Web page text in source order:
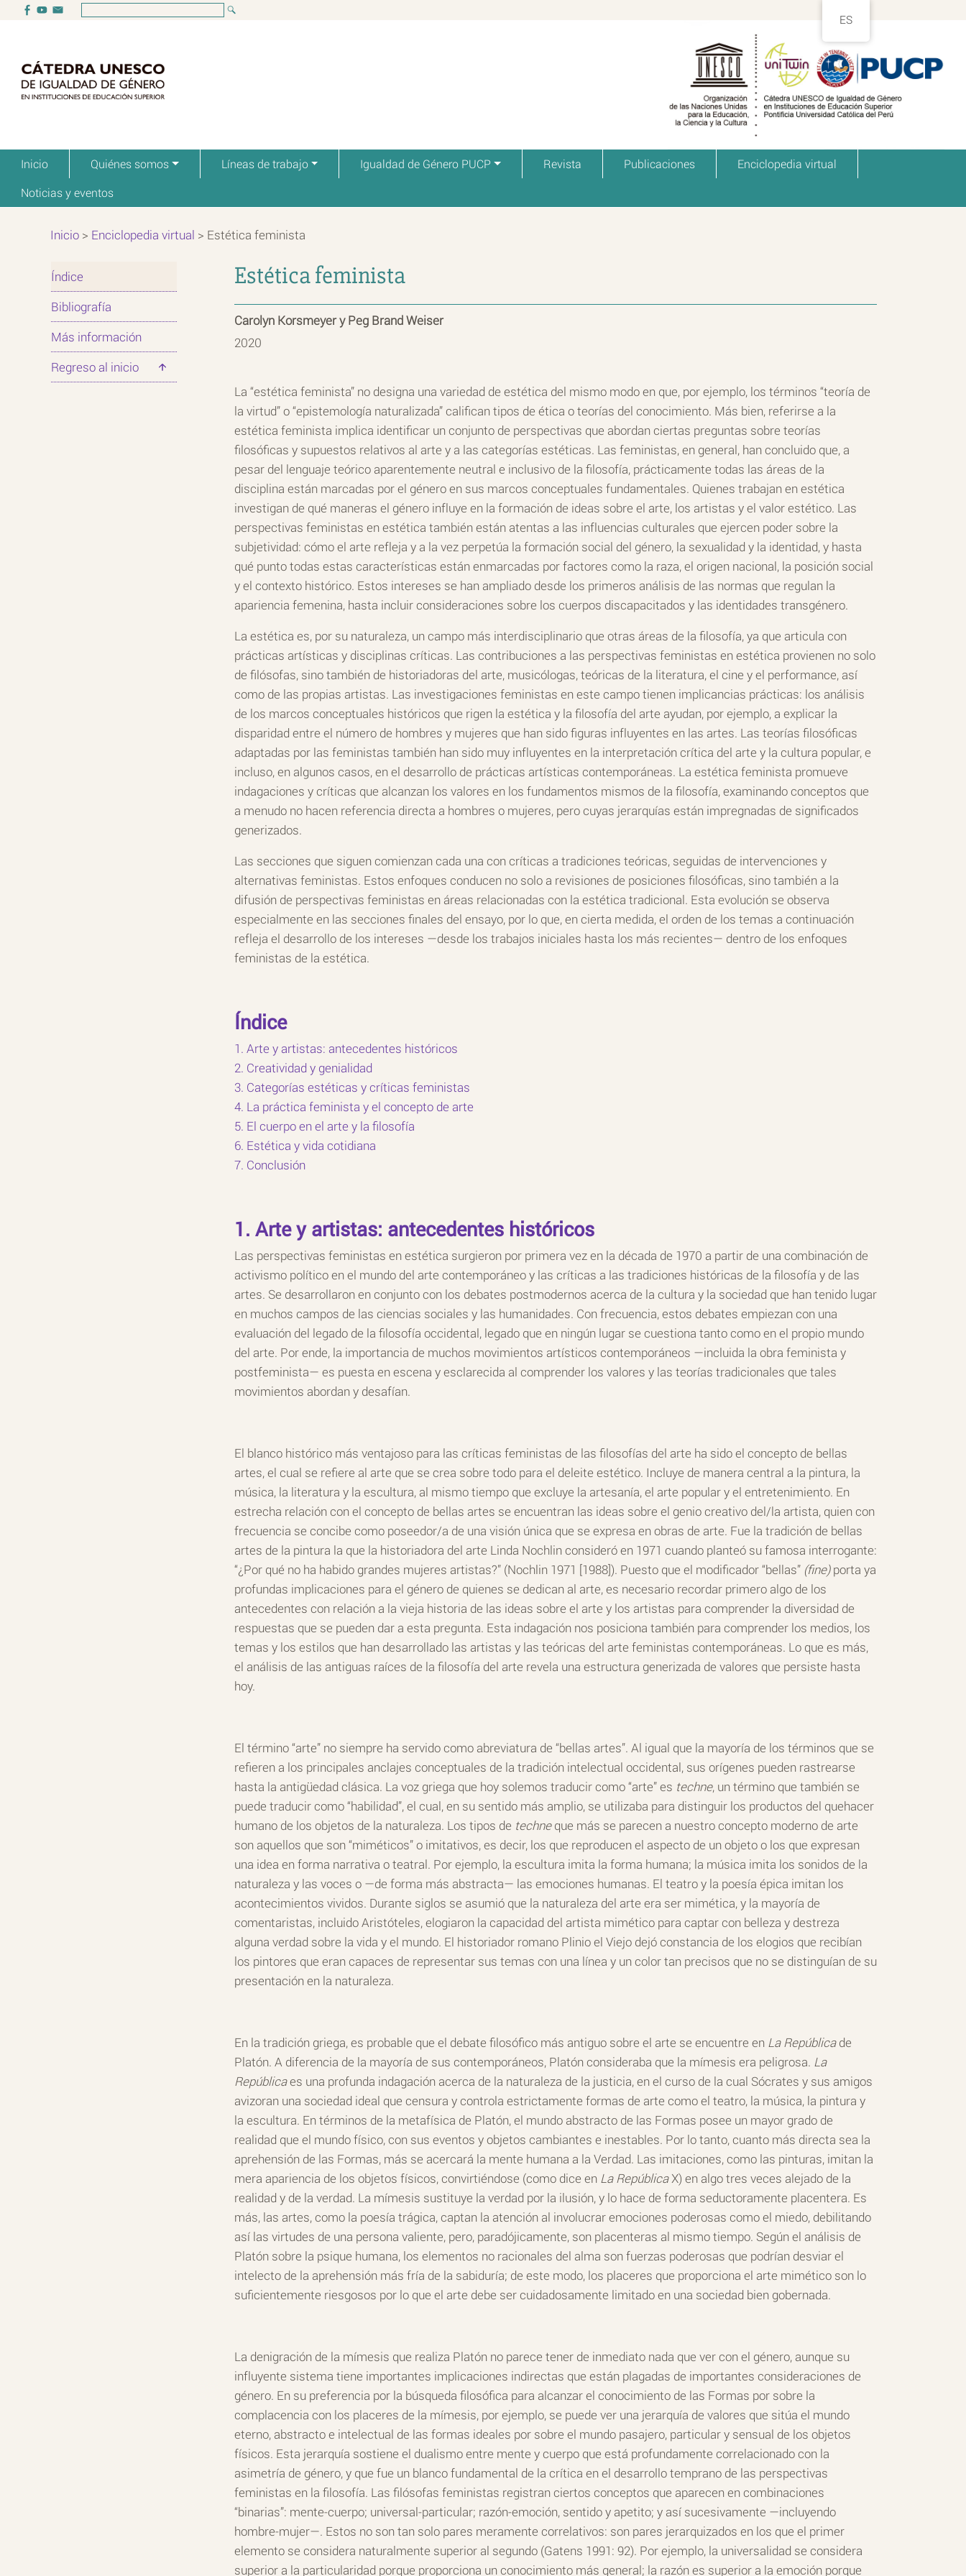
Inicio Quiénes somos Líneas de trabajo Igualdad de Género PUCP Revista Publicaciones
Enciclopedia virtual
Noticias y eventos
Inicio > Enciclopedia virtual > Estética feminista
Índice
Bibliografía
Más información
Regreso al inicio
Estética feminista
Carolyn Korsmeyer y Peg Brand Weiser
2020
La “estética feminista” no designa una variedad de estética del mismo modo en que, por ejemplo, los términos “teoría de
la virtud” o “epistemología naturalizada” califican tipos de ética o teorías del conocimiento. Más bien, referirse a la
estética feminista implica identificar un conjunto de perspectivas que abordan ciertas preguntas sobre teorías
filosóficas y supuestos relativos al arte y a las categorías estéticas. Las feministas, en general, han concluido que, a
pesar del lenguaje teórico aparentemente neutral e inclusivo de la filosofía, prácticamente todas las áreas de la
disciplina están marcadas por el género en sus marcos conceptuales fundamentales. Quienes trabajan en estética
investigan de qué maneras el género influye en la formación de ideas sobre el arte, los artistas y el valor estético. Las
perspectivas feministas en estética también están atentas a las influencias culturales que ejercen poder sobre la
subjetividad: cómo el arte refleja y a la vez perpetúa la formación social del género, la sexualidad y la identidad, y hasta
qué punto todas estas características están enmarcadas por factores como la raza, el origen nacional, la posición social
y el contexto histórico. Estos intereses se han ampliado desde los primeros análisis de las normas que regulan la
apariencia femenina, hasta incluir consideraciones sobre los cuerpos discapacitados y las identidades transgénero.
La estética es, por su naturaleza, un campo más interdisciplinario que otras áreas de la filosofía, ya que articula con
prácticas artísticas y disciplinas críticas. Las contribuciones a las perspectivas feministas en estética provienen no solo
de filósofas, sino también de historiadoras del arte, musicólogas, teóricas de la literatura, el cine y el performance, así
como de las propias artistas. Las investigaciones feministas en este campo tienen implicancias prácticas: los análisis
de los marcos conceptuales históricos que rigen la estética y la filosofía del arte ayudan, por ejemplo, a explicar la
disparidad entre el número de hombres y mujeres que han sido figuras influyentes en las artes. Las teorías filosóficas
adaptadas por las feministas también han sido muy influyentes en la interpretación crítica del arte y la cultura popular, e
incluso, en algunos casos, en el desarrollo de prácticas artísticas contemporáneas. La estética feminista promueve
indagaciones y críticas que alcanzan los valores en los fundamentos mismos de la filosofía, examinando conceptos que
a menudo no hacen referencia directa a hombres o mujeres, pero cuyas jerarquías están impregnadas de significados
generizados.
Las secciones que siguen comienzan cada una con críticas a tradiciones teóricas, seguidas de intervenciones y
alternativas feministas. Estos enfoques conducen no solo a revisiones de posiciones filosóficas, sino también a la
difusión de perspectivas feministas en áreas relacionadas con la estética tradicional. Esta evolución se observa
especialmente en las secciones finales del ensayo, por lo que, en cierta medida, el orden de los temas a continuación
refleja el desarrollo de los intereses —desde los trabajos iniciales hasta los más recientes— dentro de los enfoques
feministas de la estética.
Índice
1. Arte y artistas: antecedentes históricos
2. Creatividad y genialidad
3. Categorías estéticas y críticas feministas
4. La práctica feminista y el concepto de arte
5. El cuerpo en el arte y la filosofía
6. Estética y vida cotidiana
7. Conclusión
1. Arte y artistas: antecedentes históricos
Las perspectivas feministas en estética surgieron por primera vez en la década de 1970 a partir de una combinación de
activismo político en el mundo del arte contemporáneo y las críticas a las tradiciones históricas de la filosofía y de las
artes. Se desarrollaron en conjunto con los debates postmodernos acerca de la cultura y la sociedad que han tenido lugar
en muchos campos de las ciencias sociales y las humanidades. Con frecuencia, estos debates empiezan con una
evaluación del legado de la filosofía occidental, legado que en ningún lugar se cuestiona tanto como en el propio mundo
del arte. Por ende, la importancia de muchos movimientos artísticos contemporáneos —incluida la obra feminista y
postfeminista— es puesta en escena y esclarecida al comprender los valores y las teorías tradicionales que tales
movimientos abordan y desafían.
El blanco histórico más ventajoso para las críticas feministas de las filosofías del arte ha sido el concepto de bellas
artes, el cual se refiere al arte que se crea sobre todo para el deleite estético. Incluye de manera central a la pintura, la
música, la literatura y la escultura, al mismo tiempo que excluye la artesanía, el arte popular y el entretenimiento. En
estrecha relación con el concepto de bellas artes se encuentran las ideas sobre el genio creativo del/la artista, quien con
frecuencia se concibe como poseedor/a de una visión única que se expresa en obras de arte. Fue la tradición de bellas
artes de la pintura la que la historiadora del arte Linda Nochlin consideró en 1971 cuando planteó su famosa interrogante:
“¿Por qué no ha habido grandes mujeres artistas?” (Nochlin 1971 [1988]). Puesto que el modificador “bellas” (fine)porta ya
profundas implicaciones para el género de quienes se dedican al arte, es necesario recordar primero algo de los
antecedentes con relación a la vieja historia de las ideas sobre el arte y los artistas para comprender la diversidad de
respuestas que se pueden dar a esta pregunta. Esta indagación nos posiciona también para comprender los medios, los
temas y los estilos que han desarrollado las artistas y las teóricas del arte feministas contemporáneas. Lo que es más,
el análisis de las antiguas raíces de la filosofía del arte revela una estructura generizada de valores que persiste hasta
hoy.
El término “arte” no siempre ha servido como abreviatura de “bellas artes”. Al igual que la mayoría de los términos que se
refieren a los principales anclajes conceptuales de la tradición intelectual occidental, sus orígenes pueden rastrearse
hasta la antigüedad clásica. La voz griega que hoy solemos traducir como “arte” es techne, un término que también se
puede traducir como “habilidad”, el cual, en su sentido más amplio, se utilizaba para distinguir los productos del quehacer
humano de los objetos de la naturaleza. Los tipos de techneque más se parecen a nuestro concepto moderno de arte
son aquellos que son “miméticos” o imitativos, es decir, los que reproducen el aspecto de un objeto o los que expresan
una idea en forma narrativa o teatral. Por ejemplo, la escultura imita la forma humana; la música imita los sonidos de la
naturaleza y las voces o —de forma más abstracta— las emociones humanas. El teatro y la poesía épica imitan los
acontecimientos vividos. Durante siglos se asumió que la naturaleza del arte era ser mimética, y la mayoría de
comentaristas, incluido Aristóteles, elogiaron la capacidad del artista mimético para captar con belleza y destreza
alguna verdad sobre la vida y el mundo. El historiador romano Plinio el Viejo dejó constancia de los elogios que recibían
los pintores que eran capaces de representar sus temas con una línea y un color tan precisos que no se distinguían de su
presentación en la naturaleza.
En la tradición griega, es probable que el debate filosófico más antiguo sobre el arte se encuentre en La Repúblicade
Platón. A diferencia de la mayoría de sus contemporáneos, Platón consideraba que la mímesis era peligrosa. La
Repúblicaes una profunda indagación acerca de la naturaleza de la justicia, en el curso de la cual Sócrates y sus amigos
avizoran una sociedad ideal que censura y controla estrictamente formas de arte como el teatro, la música, la pintura y
la escultura. En términos de la metafísica de Platón, el mundo abstracto de las Formas posee un mayor grado de
realidad que el mundo físico, con sus eventos y objetos cambiantes e inestables. Por lo tanto, cuanto más directa sea la
aprehensión de las Formas, más se acercará la mente humana a la Verdad. Las imitaciones, como las pinturas, imitan la
mera apariencia de los objetos físicos, convirtiéndose (como dice en La RepúblicaX) en algo tres veces alejado de la
realidad y de la verdad. La mímesis sustituye la verdad por la ilusión, y lo hace de forma seductoramente placentera. Es
más, las artes, como la poesía trágica, captan la atención al involucrar emociones poderosas como el miedo, debilitando
así las virtudes de una persona valiente, pero, paradójicamente, son placenteras al mismo tiempo. Según el análisis de
Platón sobre la psique humana, los elementos no racionales del alma son fuerzas poderosas que podrían desviar el
intelecto de la aprehensión más fría de la sabiduría; de este modo, los placeres que proporciona el arte mimético son lo
suficientemente riesgosos por lo que el arte debe ser cuidadosamente limitado en una sociedad bien gobernada.
La denigración de la mímesis que realiza Platón no parece tener de inmediato nada que ver con el género, aunque su
influyente sistema tiene importantes implicaciones indirectas que están plagadas de importantes consideraciones de
género. En su preferencia por la búsqueda filosófica para alcanzar el conocimiento de las Formas por sobre la
complacencia con los placeres de la mímesis, por ejemplo, se puede ver una jerarquía de valores que sitúa el mundo
eterno, abstracto e intelectual de las formas ideales por sobre el mundo pasajero, particular y sensual de los objetos
físicos. Esta jerarquía sostiene el dualismo entre mente y cuerpo que está profundamente correlacionado con la
asimetría de género, y que fue un blanco fundamental de la crítica en el desarrollo temprano de las perspectivas
feministas en la filosofía. Las filósofas feministas registran ciertos conceptos que aparecen en combinaciones
“binarias”: mente-cuerpo; universal-particular; razón-emoción, sentido y apetito; y así sucesivamente —incluyendo
hombre-mujer—. Estos no son tan solo pares meramente correlativos: son pares jerarquizados en los que el primer
elemento se considera naturalmente superior al segundo (Gatens 1991: 92). Por ejemplo, la universalidad se considera
superior a la particularidad porque proporciona un conocimiento más general; la razón es superior a la emoción porque
ES